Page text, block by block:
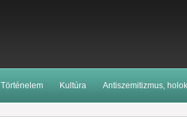
Történelem Kultúra Antiszemitizmus,